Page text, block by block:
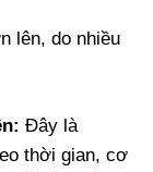
lên, do nhiều
Đây là
thời gian, cơ